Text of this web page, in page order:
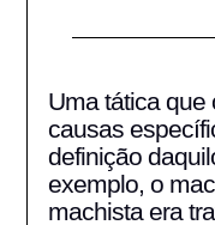
Uma tática que
causas
definição
exemplo, o
machista era